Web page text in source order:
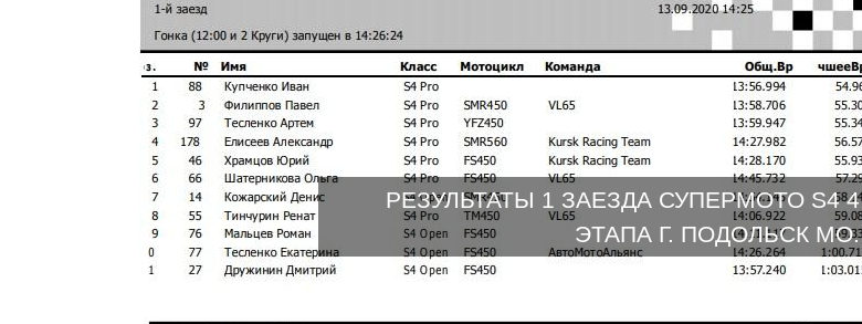
РЕЗУЛЬТАТЫ 1 ЗАЕЗДА СУПЕРМОТО S4 4
ЭТАПА Г. ПОДОЛЬСК МО.